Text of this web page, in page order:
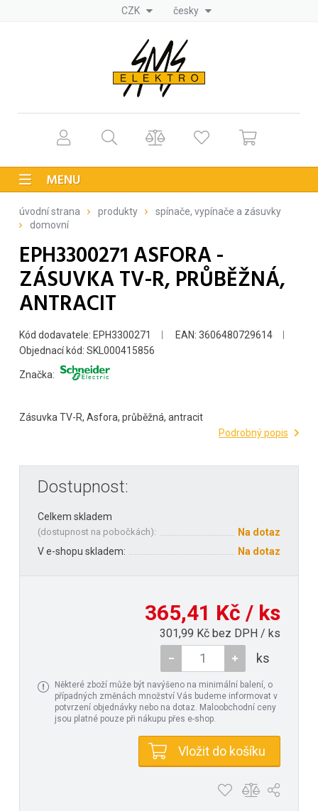
CZK česky
MENU
úvodní strana produkty
spínače, vypínače a zásuvky
domovní
EPH3300271 ASFORA -
ZÁSUVKA TV-R, PRŮBĚŽNÁ,
ANTRACIT
Kód dodavatele: EPH3300271
EAN: 3606480729614
Objednací kód: SKL000415856
Značka:
Zásuvka TV-R, Asfora, průběžná, antracit
Podrobný popis
Dostupnost:
Celkem skladem
(dostupnost na pobočkách):
Na dotaz
V e-shopu skladem:
Na dotaz
365,41 Kč / ks
301,99 Kč bez DPH / ks
ks
Některé zboží může být navýšeno na minimální balení, o
případných změnách množství Vás budeme informovat v
potvrzení objednávky nebo na dotaz. Maloobchodní ceny
jsou platné pouze při nákupu přes e-shop.
Vložit do košíku